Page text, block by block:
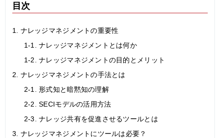
目次
1. ナレッジマネジメントの重要性
1-1. ナレッジマネジメントとは何か
1-2. ナレッジマネジメントの目的とメリット
2. ナレッジマネジメントの手法とは
2-1. 形式知と暗黙知の理解
2-2. SECIモデルの活用方法
2-3. ナレッジ共有を促進させるツールとは
3. ナレッジマネジメントにツールは必要？